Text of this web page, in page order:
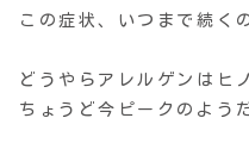
この症状、いつまで続く
どうやらアレルゲンはヒ
ちょうど今ピークのよう